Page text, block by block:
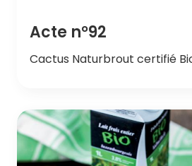
Acte n°92
Cactus Naturbrout certifié